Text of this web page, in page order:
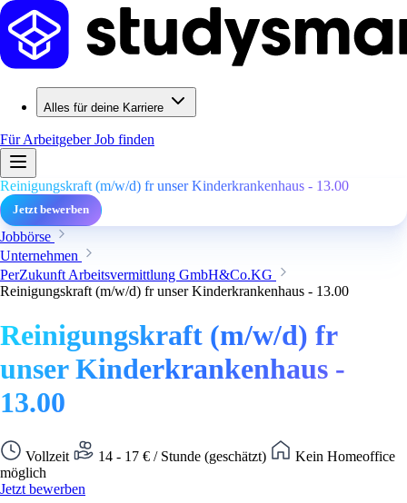
Alles für deine Karriere
Für ArbeitgeberJob finden
Reinigungskraft (m/w/d) fr unser Kinderkrankenhaus - 13.00
Jetzt bewerben
Jobbörse
Unternehmen
PerZukunft Arbeitsvermittlung GmbH&Co.KG
Reinigungskraft (m/w/d) fr unser Kinderkrankenhaus - 13.00
Reinigungskraft (m/w/d) fr
unser Kinderkrankenhaus -
13.00
Vollzeit 14 - 17 € / Stunde (geschätzt)
Kein Homeoffice
möglich
Jetzt bewerben